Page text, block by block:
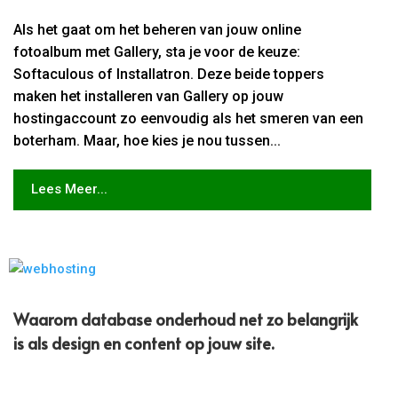
Als het gaat om het beheren van jouw online
fotoalbum met Gallery, sta je voor de keuze:
Softaculous of Installatron. Deze beide toppers
maken het installeren van Gallery op jouw
hostingaccount zo eenvoudig als het smeren van een
boterham. Maar, hoe kies je nou tussen...
Lees Meer...
Waarom database onderhoud net zo belangrijk
is als design en content op jouw site.